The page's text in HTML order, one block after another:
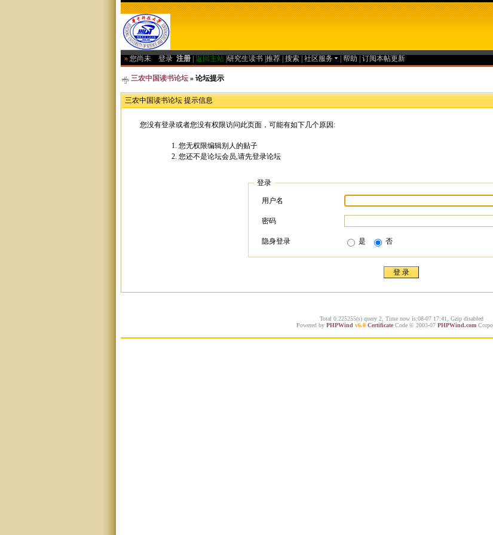
» 您尚未 登录 注册 返回主站 研究生读书 推荐 搜索 社区服务 帮助 订阅本帖更新
三农中国读书论坛 » 论坛提示
三农中国读书论坛 提示信息
您没有登录或者您没有权限访问此页面，可能有如下几个原因:
您无权限编辑别人的贴子
您还不是论坛会员,请先登录论坛
登录
用户名
密码
隐身登录 是 否
Total 0.225255(s) query 2, Time now is:08-07 17:41, Gzip disabled
Powered by PHPWind v6.0 Certificate Code © 2003-07 PHPWind.com